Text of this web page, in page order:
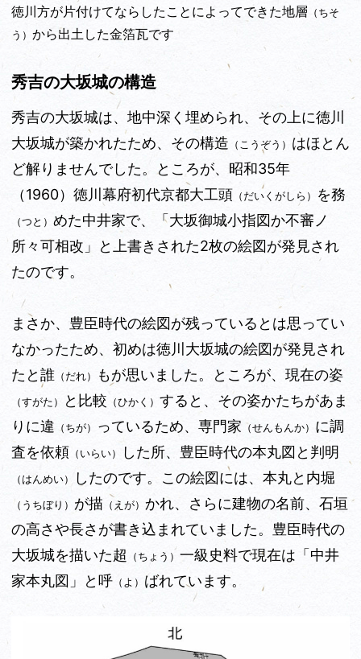
徳川方が片付けてならしたことによってできた地層 （ちそ
う） から出土した金箔瓦です
秀吉の大坂城の構造
秀吉の大坂城は、地中深く埋められ、その上に徳川
大坂城が築かれたため、その構造 （こうぞう） はほとん
ど解りませんでした。ところが、昭和35年
（1960）徳川幕府初代京都大工頭 （だいくがしら） を務
（つと） めた中井家で、「大坂御城小指図か不審ノ
所々可相改」と上書きされた2枚の絵図が発見され
たのです。
まさか、豊臣時代の絵図が残っているとは思ってい
なかったため、初めは徳川大坂城の絵図が発見され
たと誰 （だれ） もが思いました。ところが、現在の姿
（すがた） と比較 （ひかく） すると、その姿かたちがあま
りに違 （ちが） っているため、専門家 （せんもんか） に調
査を依頼 （いらい） した所、豊臣時代の本丸図と判明
（はんめい） したのです。この絵図には、本丸と内堀
（うちぼり） が描 （えが） かれ、さらに建物の名前、石垣
の高さや長さが書き込まれていました。豊臣時代の
大坂城を描いた超
（ちょう） 一級史料で現在は「中井
家本丸図」と呼 （よ） ばれています。